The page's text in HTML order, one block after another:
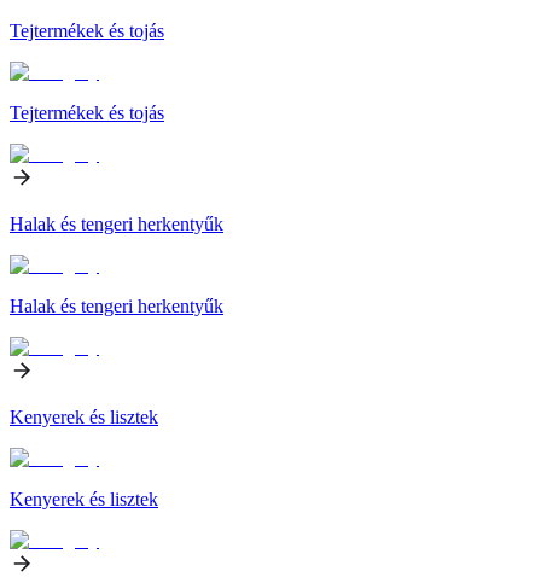
Tejtermékek és tojás
Tejtermékek és tojás
Halak és tengeri herkentyűk
Halak és tengeri herkentyűk
Kenyerek és lisztek
Kenyerek és lisztek